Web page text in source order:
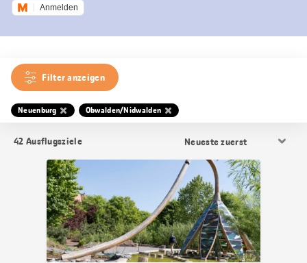
Anmelden
Filter anzeigen
Neuenburg Obwalden/Nidwalden
42 Ausflugsziele
Sortierung